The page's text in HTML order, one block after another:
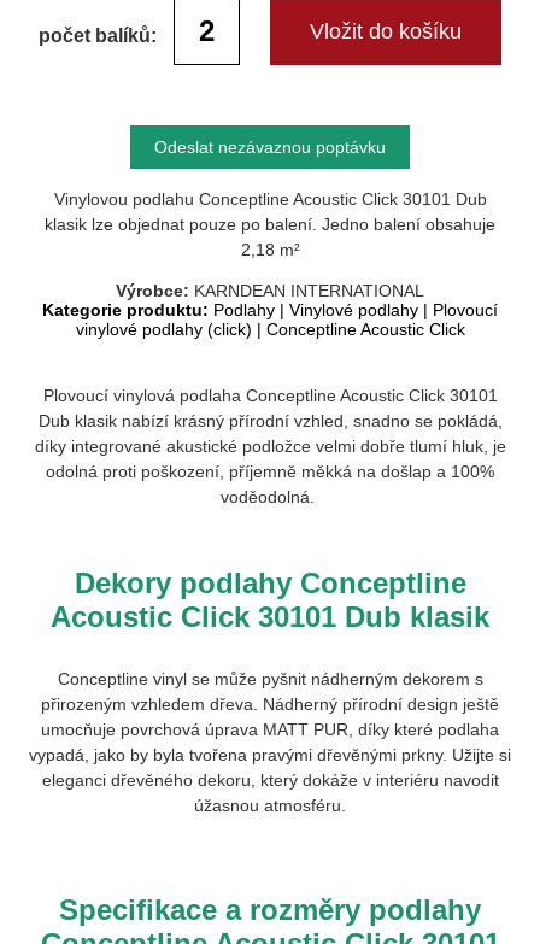
počet balíků:
Odeslat nezávaznou poptávku
Vinylovou podlahu Conceptline Acoustic Click 30101 Dub
klasik lze objednat pouze po balení. Jedno balení obsahuje
2,18 m²
Výrobce: KARNDEAN INTERNATIONAL
Kategorie produktu: Podlahy | Vinylové podlahy | Plovoucí
vinylové podlahy (click) | Conceptline Acoustic Click
Plovoucí vinylová podlaha Conceptline Acoustic Click 30101
Dub klasiknabízí krásný přírodní vzhled, snadno se pokládá,
díky integrované akustické podložce velmi dobře tlumí hluk, je
odolná proti poškození, příjemně měkká na došlap a 100%
voděodolná.
Dekory podlahy Conceptline
Acoustic Click 30101 Dub klasik
Conceptline vinyl se může pyšnit nádherným dekorem s
přirozeným vzhledem dřeva. Nádherný přírodní design ještě
umocňuje povrchová úprava MATT PUR, díky které podlaha
vypadá, jako by byla tvořena pravými dřevěnými prkny. Užijte si
eleganci dřevěného dekoru, který dokáže v interiéru navodit
úžasnou atmosféru.
Specifikace a rozměry podlahy